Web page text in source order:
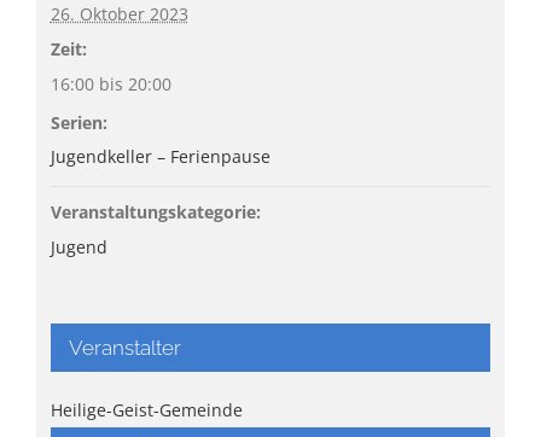
26. Oktober 2023
Zeit:
16:00 bis 20:00
Serien:
Jugendkeller – Ferienpause
Veranstaltungskategorie:
Jugend
Veranstalter
Heilige-Geist-Gemeinde